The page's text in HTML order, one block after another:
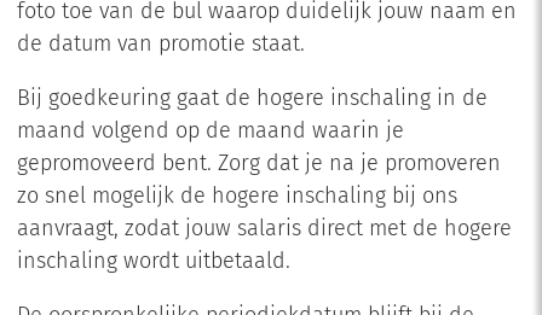
foto toe van de bul waarop duidelijk jouw naam en
de datum van promotie staat.
Bij goedkeuring gaat de hogere inschaling in de
maand volgend op de maand waarin je
gepromoveerd bent. Zorg dat je na je promoveren
zo snel mogelijk de hogere inschaling bij ons
aanvraagt, zodat jouw salaris direct met de hogere
inschaling wordt uitbetaald.